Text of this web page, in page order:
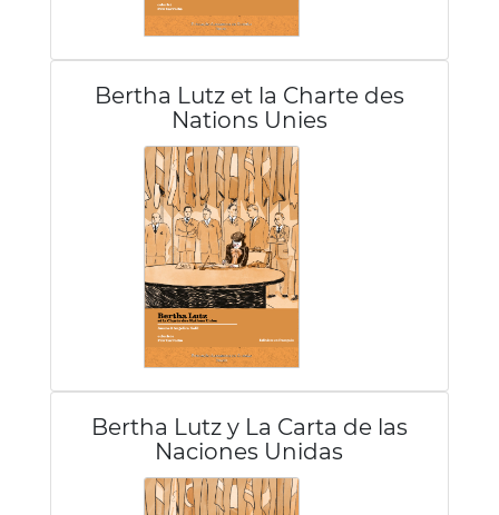
Bertha Lutz et la Charte des
Nations Unies
Bertha Lutz y La Carta de las
Naciones Unidas